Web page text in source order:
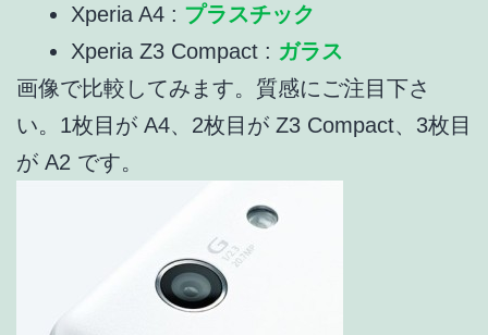
Xperia A4 : プラスチック
Xperia Z3 Compact : ガラス
画像で比較してみます。質感にご注目下さ
い。1枚目が A4、2枚目が Z3 Compact、3枚目
が A2 です。